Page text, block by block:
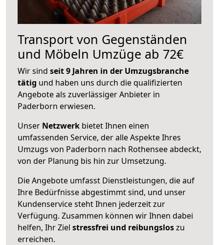
Transport von Gegenständen
und Möbeln Umzüge ab 72€
Wir sind seit 9 Jahren in der Umzugsbranche
tätig und haben uns durch die qualifizierten
Angebote als zuverlässiger Anbieter in
Paderborn erwiesen.
Unser Netzwerk bietet Ihnen einen
umfassenden Service, der alle Aspekte Ihres
Umzugs von Paderborn nach Rothensee abdeckt,
von der Planung bis hin zur Umsetzung.
Die Angebote umfasst Dienstleistungen, die auf
Ihre Bedürfnisse abgestimmt sind, und unser
Kundenservice steht Ihnen jederzeit zur
Verfügung. Zusammen können wir Ihnen dabei
helfen, Ihr Ziel stressfrei und reibungsloszu
erreichen.